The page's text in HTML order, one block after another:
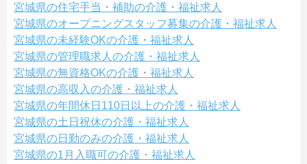
宮城県の住宅手当・補助の介護・福祉求人
宮城県のオープニングスタッフ募集の介護・福祉求人
宮城県の未経験OKの介護・福祉求人
宮城県の管理職求人の介護・福祉求人
宮城県の無資格OKの介護・福祉求人
宮城県の高収入の介護・福祉求人
宮城県の年間休日110日以上の介護・福祉求人
宮城県の土日祝休の介護・福祉求人
宮城県の日勤のみの介護・福祉求人
宮城県の1月入職可の介護・福祉求人